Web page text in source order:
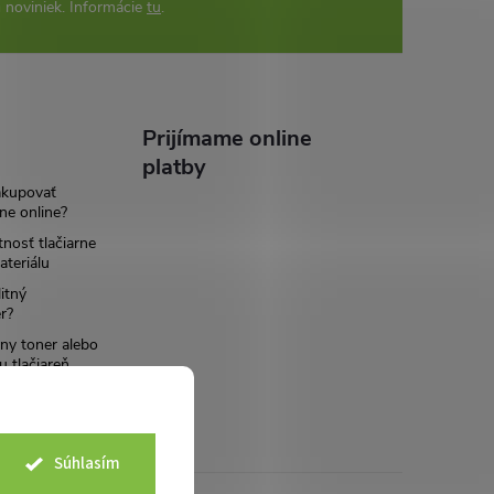
Súhlasím
noviniek. Informácie tu.
online?
tlačiarne
toner alebo
tlačiareň
Prijímame online
platby